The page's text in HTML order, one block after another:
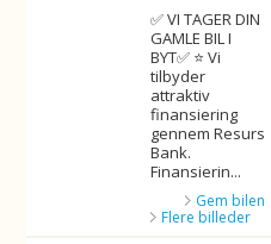
✅ VI TAGER DIN
GAMLE BIL I
BYT✅ ⭐ Vi
tilbyder
attraktiv
finansiering
gennem Resurs
Bank.
Finansierin...
Gem bilen
Flere billeder